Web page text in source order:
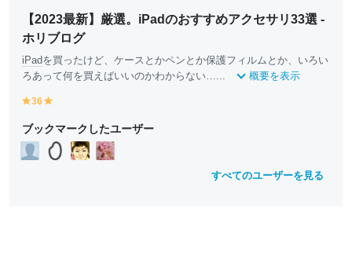
【2023最新】厳選。iPadのおすすめアクセサリ33選 -
ホリブログ
iPadを買ったけど、ケースとかペンとか保護フィルムとか、いろい
ろあって何を買えばいいのかわからない…...
概要を表示
y
ll
o
w
36
ll
o
w
ブックマークしたユーザー
すべてのユーザーを見る